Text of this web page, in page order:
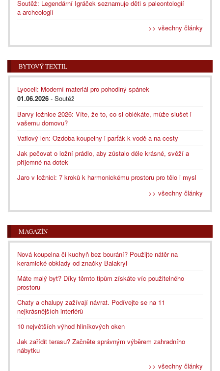
Soutěž: Legendární Igráček seznamuje děti s paleontologií
a archeologií
>> všechny články
BYTOVÝ TEXTIL
Lyocell: Moderní materiál pro pohodlný spánek
01.06.2026 - Soutěž
Barvy ložnice 2026: Víte, že to, co si oblékáte, může slušet i
vašemu domovu?
Vaflový len: Ozdoba koupelny i parťák k vodě a na cesty
Jak pečovat o ložní prádlo, aby zůstalo déle krásné, svěží a
příjemné na dotek
Jaro v ložnici: 7 kroků k harmonickému prostoru pro tělo i mysl
>> všechny články
MAGAZÍN
Nová koupelna či kuchyň bez bourání? Použijte nátěr na
keramické obklady od značky Balakryl
Máte malý byt? Díky těmto tipům získáte víc použitelného
prostoru
Chaty a chalupy zažívají návrat. Podívejte se na 11
nejkrásnějších interiérů
10 největších výhod hliníkových oken
Jak zařídit terasu? Začněte správným výběrem zahradního
nábytku
>> všechny články